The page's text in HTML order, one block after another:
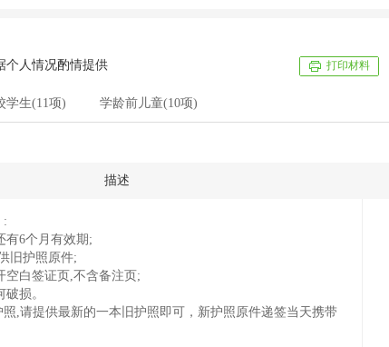
人情况酌情提供 打印材料
学生(11项) 学龄前儿童(10项)
描述
:
有6个月有效期;
旧护照原件;
空白签证页,不含备注页;
损。
,请提供最新的一本旧护照即可，新护照原件递签当天携带